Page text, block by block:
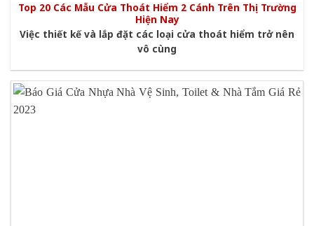
Top 20 Các Mẫu Cửa Thoát Hiểm 2 Cánh Trên Thị Trường
Hiện Nay
Việc thiết kế và lắp đặt các loại cửa thoát hiểm trở nên
vô cùng